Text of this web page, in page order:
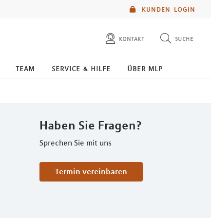
KUNDEN-LOGIN
kontakt suche
diese website durchsuchen
team service & hilfe über mlp
Haben Sie Fragen?
Sprechen Sie mit uns
Termin vereinbaren